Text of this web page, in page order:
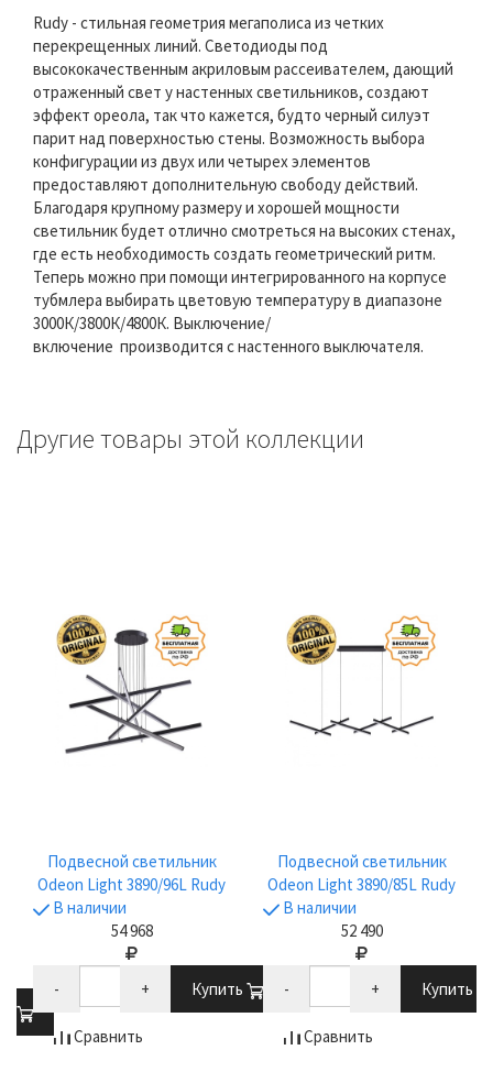
Rudy - стильная геометрия мегаполиса из четких
перекрещенных линий. Светодиоды под
высококачественным акриловым рассеивателем, дающий
отраженный свет у настенных светильников, создают
эффект ореола, так что кажется, будто черный силуэт
парит над поверхностью стены. Возможность выбора
конфигурации из двух или четырех элементов
предоставляют дополнительную свободу действий.
Благодаря крупному размеру и хорошей мощности
светильник будет отлично смотреться на высоких стенах,
где есть необходимость создать геометрический ритм.
Теперь можно при помощи интегрированного на корпусе
тубмлера выбирать цветовую температуру в диапазоне
3000К/3800К/4800К. Выключение/
включение производится с настенного выключателя.
Другие товары этой коллекции
Подвесной светильник
Odeon Light 3890/96L Rudy
В наличии
54 968
- + Купить
Сравнить
Подвесной светильник
Odeon Light 3890/85L Rudy
В наличии
52 490
- + Купить
Сравнить